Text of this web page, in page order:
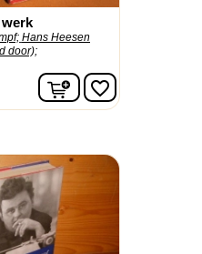
werk
Hans Heesen
door);
In winkelwagen
favorite_border